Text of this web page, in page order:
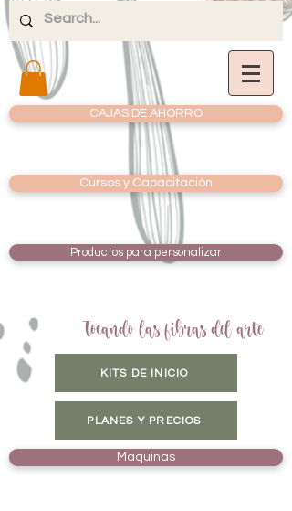
CAJAS DE AHORRO
Cursos y Capacitación
Productos para personalizar
Tocando las fibras del arte
KITS DE INICIO
PLANES Y PRECIOS
Maquinas